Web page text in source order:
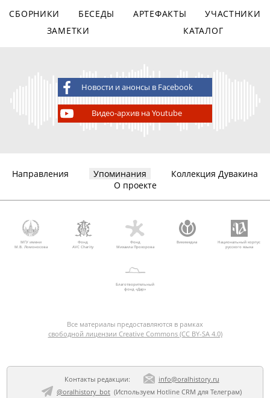
СБОРНИКИ БЕСЕДЫ АРТЕФАКТЫ
УЧАСТНИКИ
ЗАМЕТКИ
КАТАЛОГ
Новости и анонсы в Facebook
Видео-архив на Youtube
Направления Упоминания
Коллекция Дувакина
О проекте
МГУ имени
М.В. Ломоносова
Фонд
AVC Charity
Фонд
Михаила Прохорова
Викимедиа
Национальный корпус
русского языка
Благотворительный
фонд «Дар»
Все материалы предоставляются в рамках
свободной лицензии Creative Commons (CC BY-SA 4.0)
Контакты редакции:
info@oralhistory.ru
@oralhistory_bot(Используем Hotline CRM для Телеграм)